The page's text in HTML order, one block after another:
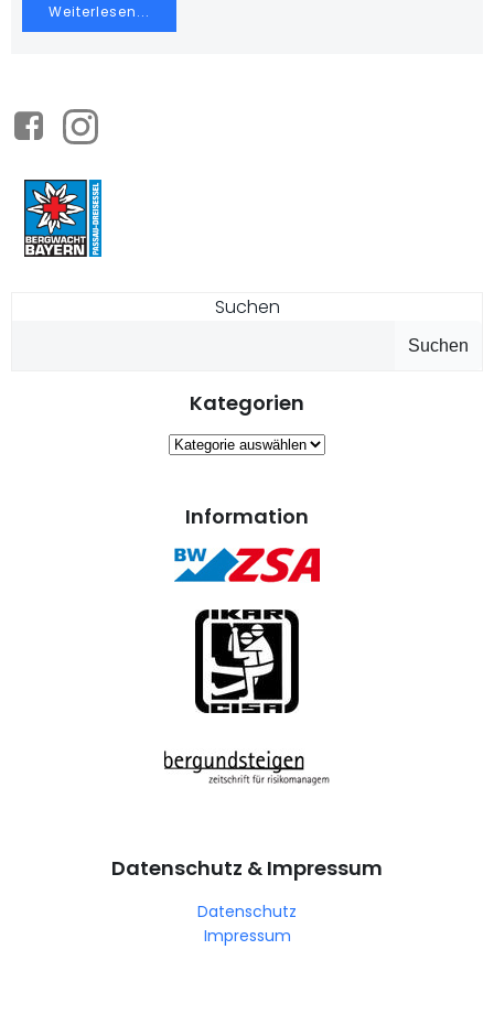
Weiterlesen...
Suchen
Suchen
Kategorien
Kategorien
Information
Datenschutz & Impressum
Datenschutz
Impressum